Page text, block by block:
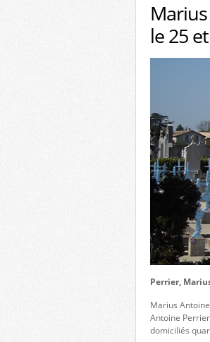
le 25
Perrier,
Marius
Antoine
domiciliés